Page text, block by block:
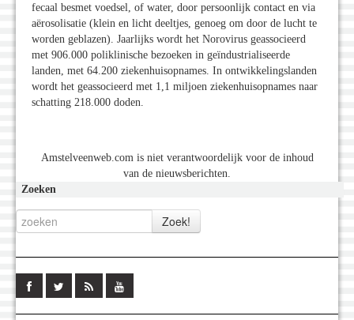
fecaal besmet voedsel, of water, door persoonlijk contact en via
aërosolisatie (klein en licht deeltjes, genoeg om door de lucht te
worden geblazen). Jaarlijks wordt het Norovirus geassocieerd
met 906.000 poliklinische bezoeken in geïndustrialiseerde
landen, met 64.200 ziekenhuisopnames. In ontwikkelingslanden
wordt het geassocieerd met 1,1 miljoen ziekenhuisopnames naar
schatting 218.000 doden.
Amstelveenweb.com is niet verantwoordelijk voor de inhoud
van de nieuwsberichten.
Zoeken